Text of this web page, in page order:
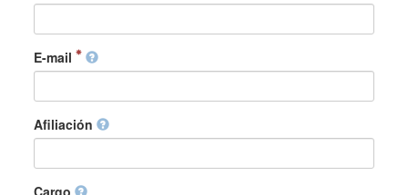
E-mail
Afiliación
Cargo